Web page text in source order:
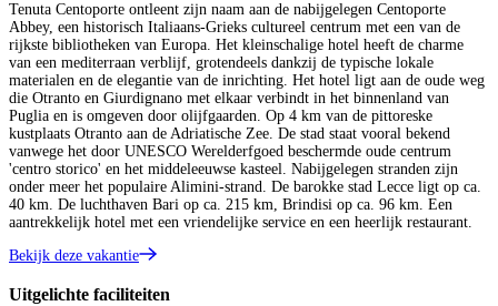
Tenuta Centoporte ontleent zijn naam aan de nabijgelegen Centoporte
Abbey, een historisch Italiaans-Grieks cultureel centrum met een van de
rijkste bibliotheken van Europa. Het kleinschalige hotel heeft de charme
van een mediterraan verblijf, grotendeels dankzij de typische lokale
materialen en de elegantie van de inrichting. Het hotel ligt aan de oude weg
die Otranto en Giurdignano met elkaar verbindt in het binnenland van
Puglia en is omgeven door olijfgaarden. Op 4 km van de pittoreske
kustplaats Otranto aan de Adriatische Zee. De stad staat vooral bekend
vanwege het door UNESCO Werelderfgoed beschermde oude centrum
'centro storico' en het middeleeuwse kasteel. Nabijgelegen stranden zijn
onder meer het populaire Alimini-strand. De barokke stad Lecce ligt op ca.
40 km. De luchthaven Bari op ca. 215 km, Brindisi op ca. 96 km. Een
aantrekkelijk hotel met een vriendelijke service en een heerlijk restaurant.
Bekijk deze vakantie
Uitgelichte faciliteiten